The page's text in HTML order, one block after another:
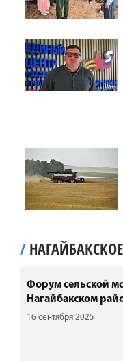
/
Форум сельской
Нагайбакском
16 сентября 2025